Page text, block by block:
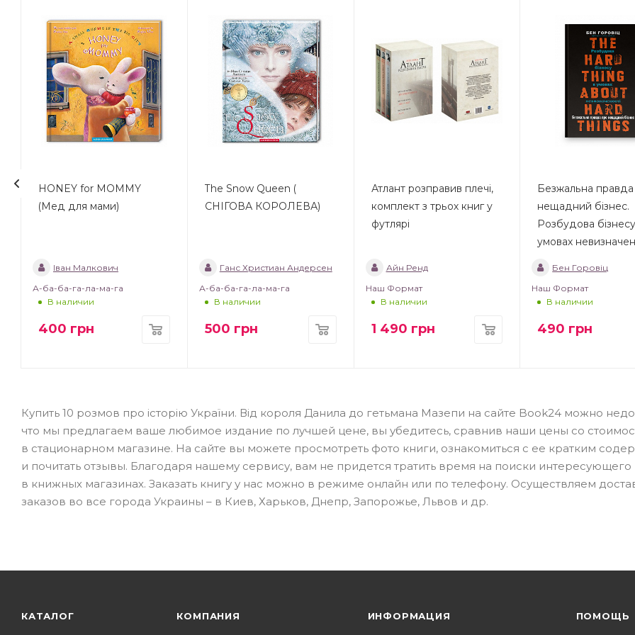
HONEY for MOMMY
(Мед для мами)
Іван Малкович
А-ба-ба-га-ла-ма-га
В наличии
400 грн
The Snow Queen (
CНІГОВА КОРОЛЕВА)
Ганс Христиан Андерсен
А-ба-ба-га-ла-ма-га
В наличии
500 грн
Атлант розправив плечі,
комплект з трьох книг у
футлярі
Айн Ренд
Наш Формат
В наличии
1 490 грн
Безжальна
нещадний бізнес.
Розбудова
умовах
Бен Горовіц
Наш Формат
В наличии
490 грн
Купить 10 розмов про історію України. Від короля Данила до гетьмана Мазепи на сайте Book24 можно
что мы предлагаем ваше любимое издание по лучшей цене, вы убедитесь, сравнив наши цены со
в стационарном магазине. На сайте вы можете просмотреть фото книги, ознакомиться с ее кратким
и почитать отзывы. Благодаря нашему сервису, вам не придется тратить время на поиски интересующего
в книжных магазинах. Заказать книгу у нас можно в режиме онлайн или по телефону. Осуществляем
заказов во все города Украины – в Киев, Харьков, Днепр, Запорожье, Львов и др.
КАТАЛОГ КОМПАНИЯ ИНФОРМАЦИЯ ПОМОЩЬ